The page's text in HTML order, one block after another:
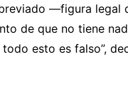
—figura legal
de que no tiene
esto es falso”,